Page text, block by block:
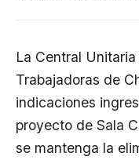
La Central
Trabajadoras de
indicaciones
proyecto de Sala
se mantenga la